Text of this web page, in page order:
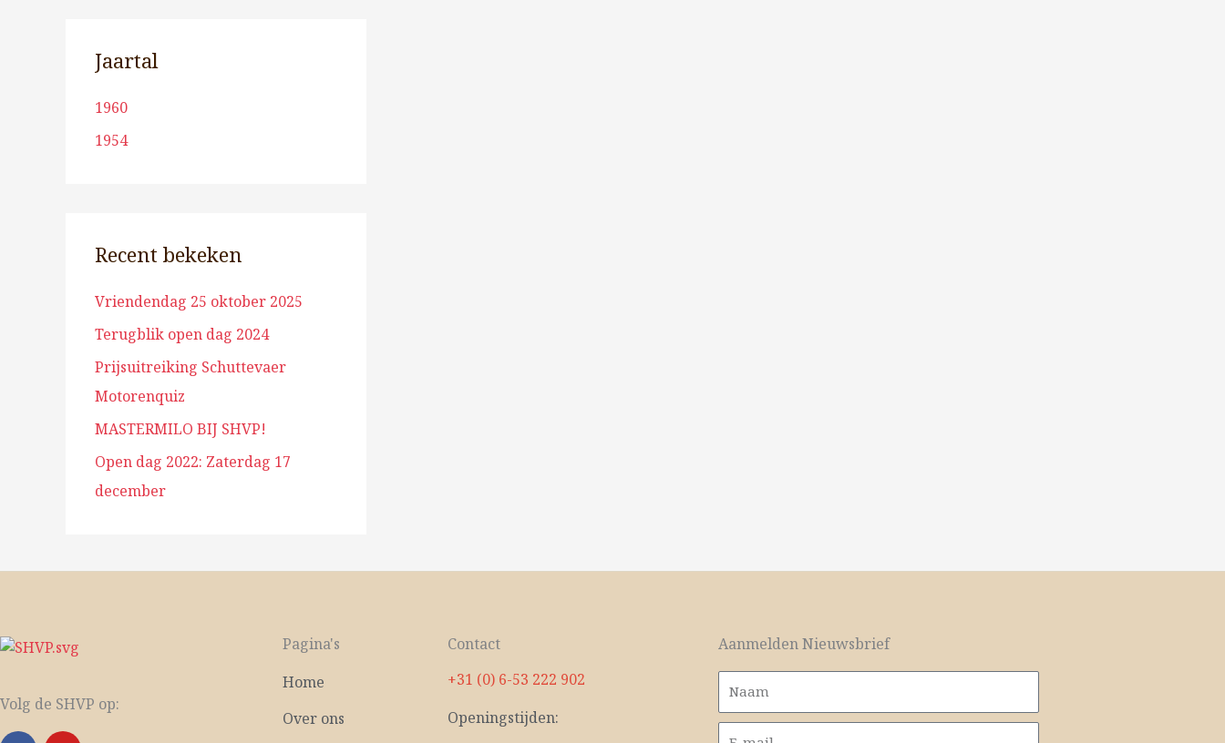
Jaartal
1960
1954
Recent bekeken
Vriendendag 25 oktober 2025
Terugblik open dag 2024
Prijsuitreiking Schuttevaer
Motorenquiz
MASTERMILO BIJ SHVP!
Open dag 2022: Zaterdag 17
december
Volg de SHVP op:
Pagina's
Home
Over ons
Contact
+31 (0) 6-53 222 902
Openingstijden:
Aanmelden Nieuwsbrief